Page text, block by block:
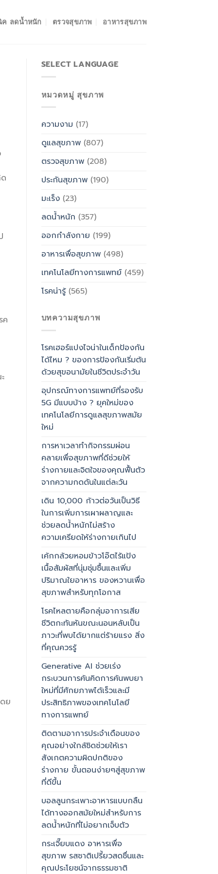
ค ลดน้ำหนัก ตรวจสุขภาพ อาหารสุขภาพ
ค
ย
SELECT LANGUAGE
หมวดหมู่ สุขภาพ
ความงาม (17)
ดูแลสุขภาพ(807)
ตรวจสุขภาพ(208)
ประกันสุขภาพ(190)
มะเร็ง(23)
ลดน้ำหนัก (357)
ออกกำลังกาย (199)
อาหารเพื่อสุขภาพ(498)
เทคโนโลยีทางการแพทย์(459)
โรคน่ารู้(565)
บทความสุขภาพ
โรคเฮอร์แปงไจน่าในเด็กป้องกัน
ได้ไหม ? ของการป้องกันเริ่มต้น
ด้วยสุขอนามัยในชีวิตประจำวัน
อุปกรณ์ทางการแพทย์ที่รองรับ
5G มีแบบบ้าง ? ยุคใหม่ของ
เทคโนโลยีการดูแลสุขภาพสมัย
ใหม่
การหาเวลาทำกิจกรรมผ่อน
คลายเพื่อสุขภาพที่ดีช่วยให้
ร่างกายและจิตใจของคุณฟื้นตัว
จากความกดดันในแต่ละวัน
เดิน 10,000 ก้าวต่อวันเป็นวิธี
ในการเพิ่มการเผาผลาญและ
ช่วยลดน้ำหนักไม่สร้าง
ความเครียดให้ร่างกายเกินไป
เค้กกล้วยหอมข้าวโอ๊ตไร้แป้ง
เนื้อสัมผัสที่นุ่มชุ่มชื้นและเพิ่ม
ปริมาณใยอาหาร ของหวานเพื่อ
สุขภาพสำหรับทุกโอกาส
โรคไหลตายคือกลุ่มอาการเสีย
ชีวิตกะทันหันขณะนอนหลับเป็น
ภาวะที่พบได้ยากแต่ร้ายแรง สิ่ง
ที่คุณควรรู้
Generative AI ช่วยเร่ง
กระบวนการค้นคิดการค้นพบยา
ใหม่ที่มีศักยภาพได้เร็วและมี
ประสิทธิภาพของเทคโนโลยี
ทางการแพทย์
ติดตามอาการประจำเดือนของ
คุณอย่างใกล้ชิดช่วยให้เรา
สังเกตความผิดปกติของ
ร่างกาย ขั้นตอนง่ายๆสู่สุขภาพ
ที่ดีขึ้น
บอลลูนกระเพาะอาหารแบบกลืน
ได้ทางออกสมัยใหม่สำหรับการ
ลดน้ำหนักที่ไม่อยากเจ็บตัว
กระเจี๊ยบแดง อาหารเพื่อ
สุขภาพ รสชาติเปรี้ยวสดชื่นและ
คุณประโยชน์จากธรรมชาติ